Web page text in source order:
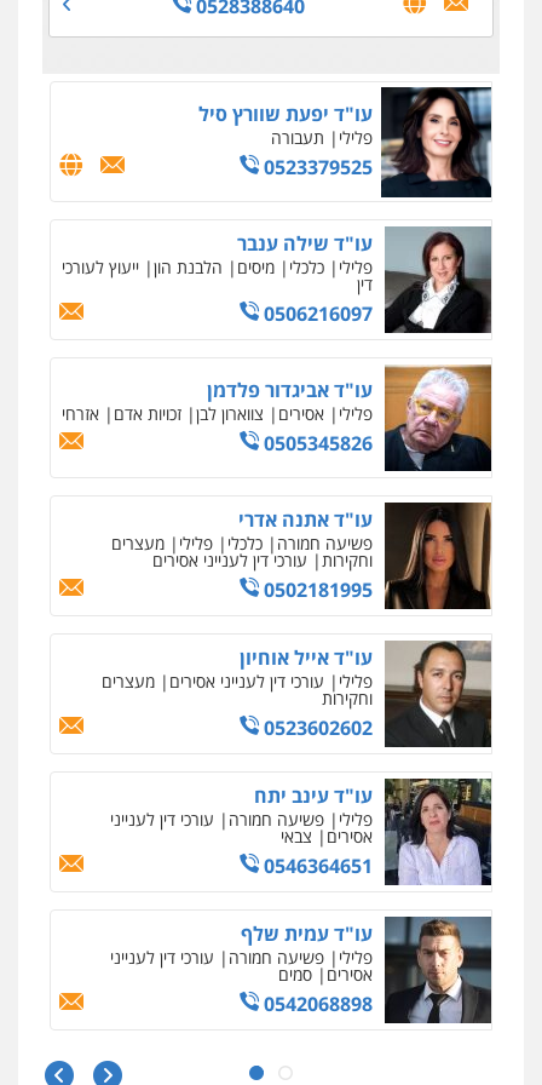
0528388640
עורכי דין לענייני אסירים
וחקירות
עו"ד עינב יתח
פלילי פשיעה חמורה עורכי דין לענייני
אסירים צבאי
0546364651
עו"ד עמית שלף
פלילי פשיעה חמורה
אסירים סמים
0542068898
עו"ד שגיא אקו
פלילי מעצרים וחקירות
עורכי דין לענייני אסירים
0525279829
עו"ד שאדי כבהא
פלילי עורכי דין לענייני אסירים
0525556970
עו"ד רויטל סבג שקד
פלילי פשיעה חמורה
אלימות עורכי דין לענייני אסירים
0528615306
עו"ד דרוויש נאשף
פלילי פשיעה חמורה
0527448141
עו"ד יפעת שוורץ סיל
פלילי תעבורה
0523379525